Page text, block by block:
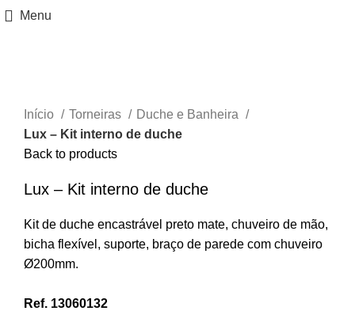
Menu
Início
Torneiras
Duche e Banheira
Lux – Kit interno de duche
Back to products
Lux – Kit interno de duche
Kit de duche encastrável preto mate, chuveiro de mão,
bicha flexível, suporte, braço de parede com chuveiro
Ø200mm.
Ref. 13060132